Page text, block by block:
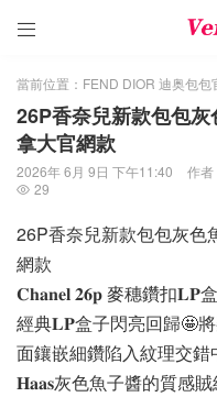

當前位置： FEND DIOR 迪奥包
26P香奈兒新款包包
拿大官網款
2026年 6月 9日 下午11:40 作者
 29
26P香奈兒新款包包灰色
網款
𝐂𝐡𝐚𝐧𝐞𝐥 𝟐𝟔𝐩 麥穗鑽扣𝐋𝐏
經典𝐋𝐏盒子閃亮回歸🤩
面鑲嵌細鑽陷入紋理交
𝐇𝐚𝐚𝐬灰色魚子醬的質感